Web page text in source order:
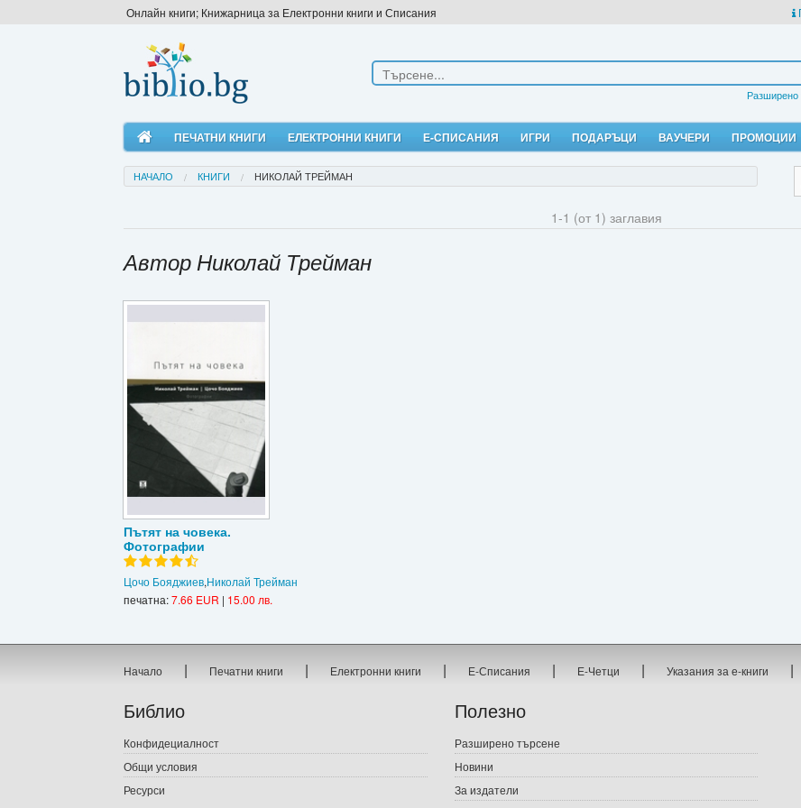
Онлайн книги; Книжарница за Електронни книги и Списания
Разширено
ПЕЧАТНИ КНИГИ ЕЛЕКТРОННИ КНИГИ Е-СПИСАНИЯ ИГРИ ПОДАРЪЦИ ВАУЧЕРИ ПРОМОЦИИ
НАЧАЛО КНИГИ НИКОЛАЙ ТРЕЙМАН
1-1 (от 1) заглавия
Автор Николай Трейман
Пътят на човека.
Фотографии
Цочо Бояджиев,Николай Трейман
печатна:7.66 EUR | 15.00 лв.
Начало | Печатни книги | Електронни книги | Е-Списания | Е-Четци | Указания за е-книги |
Библио
Конфидециалност
Общи условия
Ресурси
Полезно
Разширено търсене
Новини
За издатели